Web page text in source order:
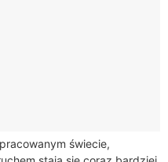
świecie,